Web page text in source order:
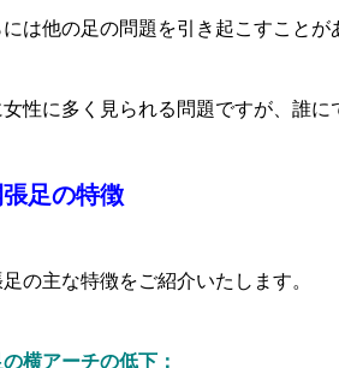
には他の足の問題を引き起こすことが
性に多く見られる問題ですが、誰に
足の特徴
足の主な特徴をご紹介いたします。
の横アーチの低下：